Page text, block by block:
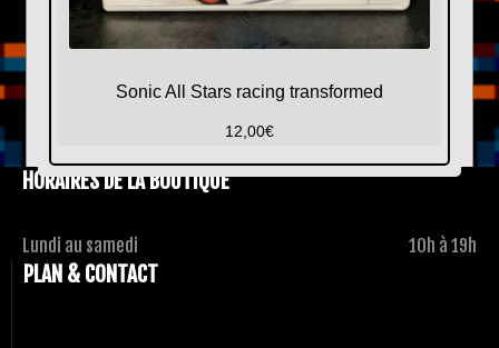
Sonic All Stars racing transformed
12,00€
HORAIRES DE LA BOUTIQUE
Lundi au samedi 10h à 19h
PLAN & CONTACT